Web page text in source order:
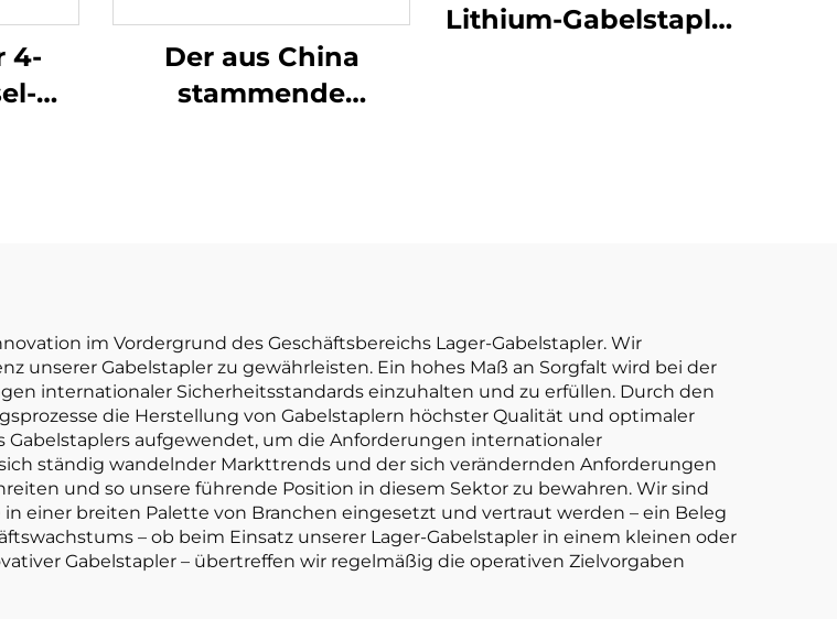
4-
Der aus China
stammende
Lithium-Gabelstapler
im Vordergrund des Geschäftsbereichs Lager-Gabelstapler. Wir
unserer Gabelstapler zu gewährleisten. Ein hohes Maß an Sorgfalt wird bei der
internationaler Sicherheitsstandards einzuhalten und zu erfüllen. Durch den
die Herstellung von Gabelstaplern höchster Qualität und optimaler
Gabelstaplers aufgewendet, um die Anforderungen internationaler
ständig wandelnder Markttrends und der sich verändernden Anforderungen
und so unsere führende Position in diesem Sektor zu bewahren. Wir sind
einer breiten Palette von Branchen eingesetzt und vertraut werden – ein Beleg
– ob beim Einsatz unserer Lager-Gabelstapler in einem kleinen oder
Gabelstapler – übertreffen wir regelmäßig die operativen Zielvorgaben